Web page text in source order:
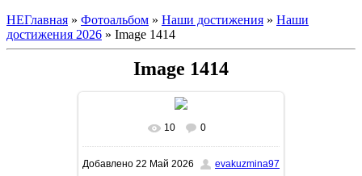
НЕГлавная » Фотоальбом » Наши достижения » Наши
достижения 2026 » Image 1414
Image 1414
В реальном размере
207.5Kb
10 0
Добавлено 22 Май 2026 evakuzmina97